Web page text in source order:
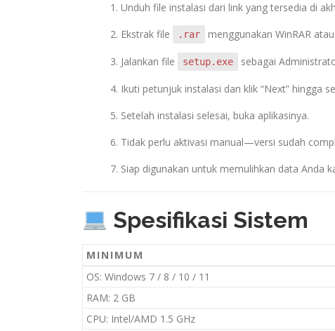
Unduh file instalasi dari link yang tersedia di
Ekstrak file
.rar menggunakan WinRAR
Jalankan file setup.exe sebagai
Ikuti petunjuk instalasi dan klik “Next” hingga
Setelah instalasi selesai, buka aplikasinya.
Tidak perlu aktivasi manual—versi sudah
Siap digunakan untuk memulihkan data Anda
Spesifikasi Sistem
MINIMUM
OS: Windows 7 / 8 / 10 / 11
RAM: 2 GB
CPU: Intel/AMD 1.5 GHz